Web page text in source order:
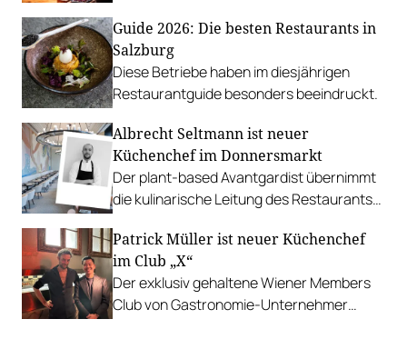
Guide 2026: Die besten Restaurants in
Salzburg
Diese Betriebe haben im diesjährigen
Restaurantguide besonders beeindruckt.
Albrecht Seltmann ist neuer
Küchenchef im Donnersmarkt
Der plant-based Avantgardist übernimmt
die kulinarische Leitung des Restaurants
Patrick Müller ist neuer Küchenchef
im Club „X“
Der exklusiv gehaltene Wiener Members
Club von Gastronomie-Unternehmer